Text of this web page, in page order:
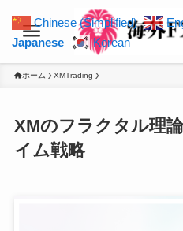
ホーム XMTrading
XMのフラクタル理
イム戦略
Chinese (Simplified)
Japanese
Korean